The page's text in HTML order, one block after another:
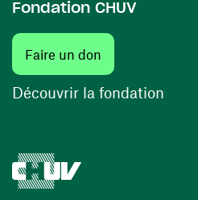
Fondation CHUV
Faire un don
Découvrir la fondation